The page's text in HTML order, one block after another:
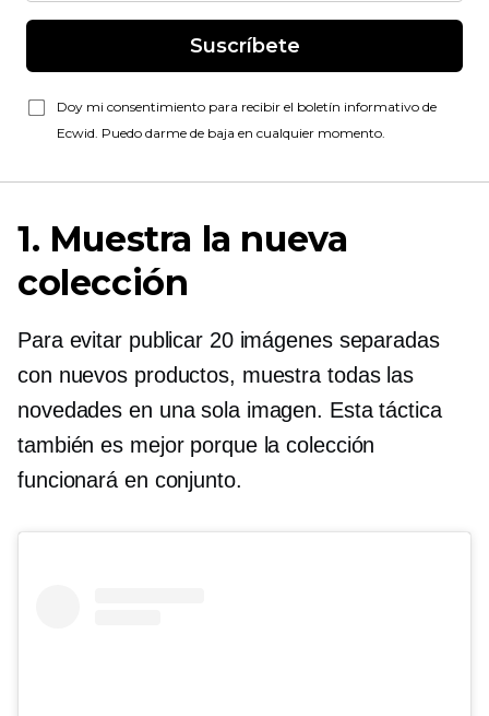
Suscríbete
Doy mi consentimiento para recibir el boletín informativo de
Ecwid. Puedo darme de baja en cualquier momento.
1. Muestra la nueva
colección
Para evitar publicar 20 imágenes separadas
con nuevos productos, muestra todas las
novedades en una sola imagen. Esta táctica
también es mejor porque la colección
funcionará en conjunto.